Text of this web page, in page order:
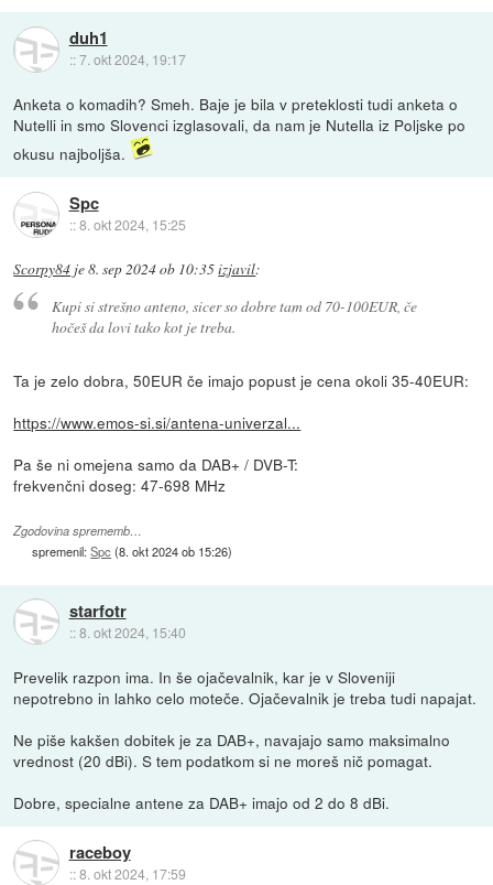
duh1
::7. okt 2024, 19:17
Anketa o komadih? Smeh. Baje je bila v preteklosti tudi anketa o
Nutelli in smo Slovenci izglasovali, da nam je Nutella iz Poljske po
okusu najboljša.
Spc
::8. okt 2024, 15:25
Scorpy84 je8. sep 2024 ob 10:35izjavil:
Kupi si strešno anteno, sicer so dobre tam od 70-100EUR, če
hočeš da lovi tako kot je treba.
Ta je zelo dobra, 50EUR če imajo popust je cena okoli 35-40EUR:
https://www.emos-si.si/antena-univerzal...
Pa še ni omejena samo da DAB+ / DVB-T:
frekvenčni doseg: 47-698 MHz
Zgodovina sprememb…
spremenil:Spc (8. okt 2024 ob 15:26)
starfotr
::8. okt 2024, 15:40
Prevelik razpon ima. In še ojačevalnik, kar je v Sloveniji
nepotrebno in lahko celo moteče. Ojačevalnik je treba tudi napajat.
Ne piše kakšen dobitek je za DAB+, navajajo samo maksimalno
vrednost (20 dBi). S tem podatkom si ne moreš nič pomagat.
Dobre, specialne antene za DAB+ imajo od 2 do 8 dBi.
raceboy
::8. okt 2024, 17:59